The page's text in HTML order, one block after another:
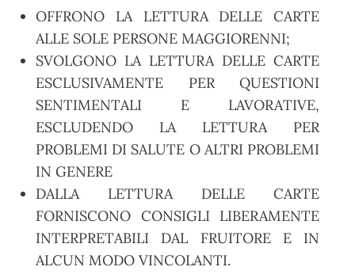
OFFRONO LA LETTURA DELLE CARTE
ALLE SOLE PERSONE MAGGIORENNI;
SVOLGONO LA LETTURA DELLE CARTE
ESCLUSIVAMENTE PER QUESTIONI
SENTIMENTALI E LAVORATIVE,
ESCLUDENDO LA LETTURA PER
PROBLEMI DI SALUTE O ALTRI PROBLEMI
IN GENERE
DALLA LETTURA DELLE CARTE
FORNISCONO CONSIGLI LIBERAMENTE
INTERPRETABILI DAL FRUITORE E IN
ALCUN MODO VINCOLANTI.